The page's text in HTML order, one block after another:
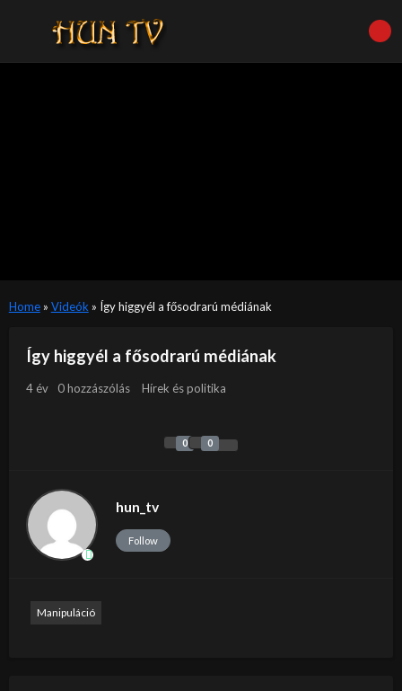
Home» Videók » Így higgyél a fősodrarú médiának
Így higgyél a fősodrarú médiának
4 év 0 hozzászólás Hírek és politika
0 0
hun_tv
Follow
Manipuláció